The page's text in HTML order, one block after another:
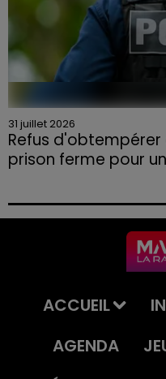
31 juillet 2026
Refus
prison ferme pour
permis et la
ACCUEIL
AGENDA